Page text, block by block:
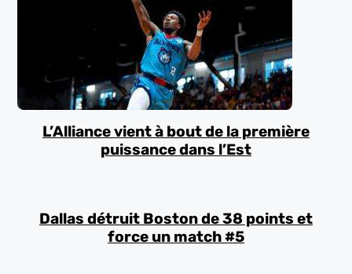
L’Alliance vient à bout de la première
puissance dans l’Est
Dallas détruit Boston de 38 points et
force un match #5